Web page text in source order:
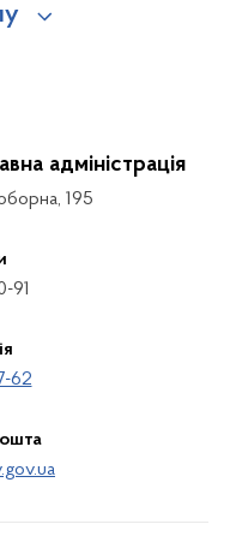
адміністрація
195
91
62